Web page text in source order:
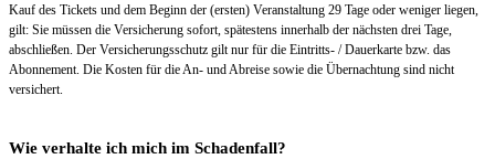
Kauf des Tickets und dem Beginn der (ersten) Veranstaltung 29 Tage oder weniger liegen,
gilt: Sie müssen die Versicherung sofort, spätestens innerhalb der nächsten drei Tage,
abschließen. Der Versicherungsschutz gilt nur für die Eintritts- / Dauerkarte bzw. das
Abonnement. Die Kosten für die An- und Abreise sowie die Übernachtung sind nicht
versichert.
Wie verhalte ich mich im Schadenfall?